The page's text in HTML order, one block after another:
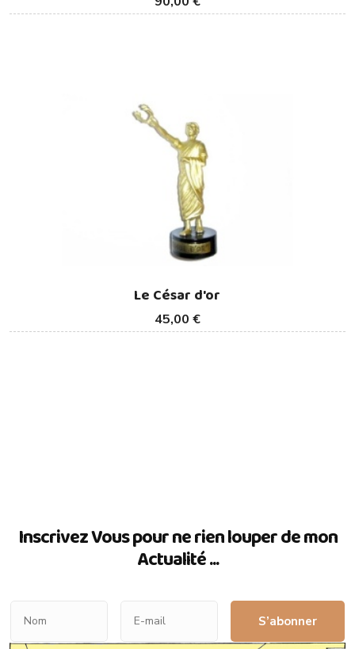
45,00 €
Le César d'or
Inscrivez Vous pour ne rien louper de mon
Actualité ...
S’abonner